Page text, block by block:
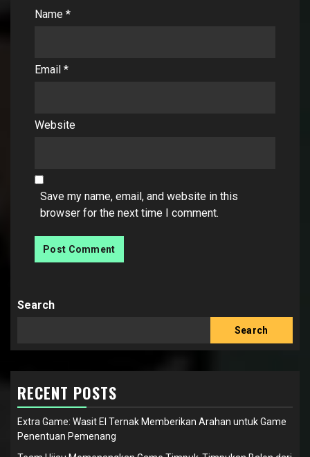
Name *
Email *
Website
Save my name, email, and website in this
browser for the next time I comment.
Search
Search
RECENT POSTS
Extra Game: Wasit El Ternak Memberikan Arahan untuk Game
Penentuan Pemenang